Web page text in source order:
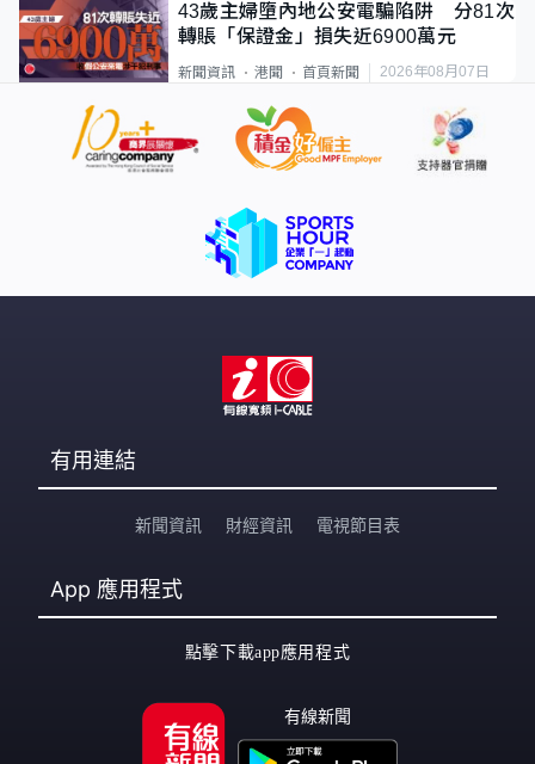
43歲主婦墮內地公安電騙陷阱 分81次
轉賬「保證金」損失近6900萬元
新聞資訊 港聞 首頁新聞 2026年08月07日
有用連結
新聞資訊 財經資訊 電視節目表
App 應用程式
點擊下載app應用程式
有線新聞